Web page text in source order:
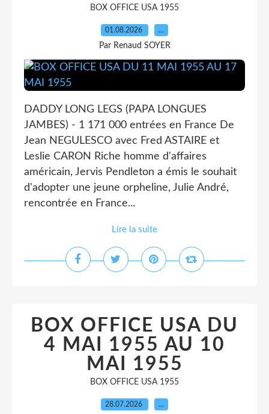
BOX OFFICE USA 1955
01.08.2026 …
Par Renaud SOYER
DADDY LONG LEGS (PAPA LONGUES
JAMBES) - 1 171 000 entrées en France De
Jean NEGULESCO avec Fred ASTAIRE et
Leslie CARON Riche homme d'affaires
américain, Jervis Pendleton a émis le souhait
d'adopter une jeune orpheline, Julie André,
rencontrée en France...
Lire la suite
BOX OFFICE USA DU
4 MAI 1955 AU 10
MAI 1955
BOX OFFICE USA 1955
28.07.2026 …